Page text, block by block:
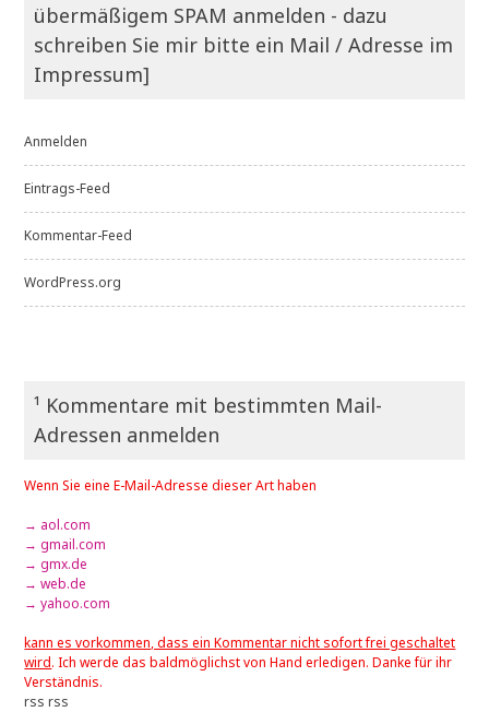
übermäßigem SPAM anmelden - dazu
schreiben Sie mir bitte ein Mail / Adresse im
Impressum]
Anmelden
Eintrags-Feed
Kommentar-Feed
WordPress.org
¹ Kommentare mit bestimmten Mail-
Adressen anmelden
Wenn Sie eine E-Mail-Adresse dieser Art haben
→ aol.com
→ gmail.com
→ gmx.de
→ web.de
→ yahoo.com
kann es vorkommen, dass ein Kommentar nicht sofort frei geschaltet
wird. Ich werde das baldmöglichst von Hand erledigen. Danke für ihr
Verständnis.
rss rss